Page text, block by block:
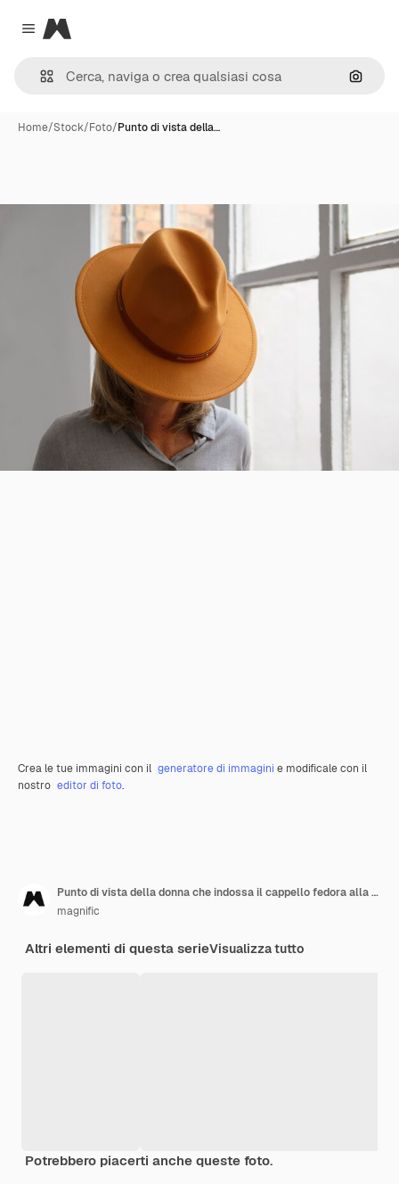
Close menu
Magnific
Cerca
Home/Stock/Foto/Punto di vista della…
Crea le tue immagini con il generatore di immagini e modificale con il
nostro editor di foto.
Punto di vista della donna che indossa il cappello fedora alla moda
magnific
Altri elementi di questa serieVisualizza tutto
Potrebbero piacerti anche queste foto.